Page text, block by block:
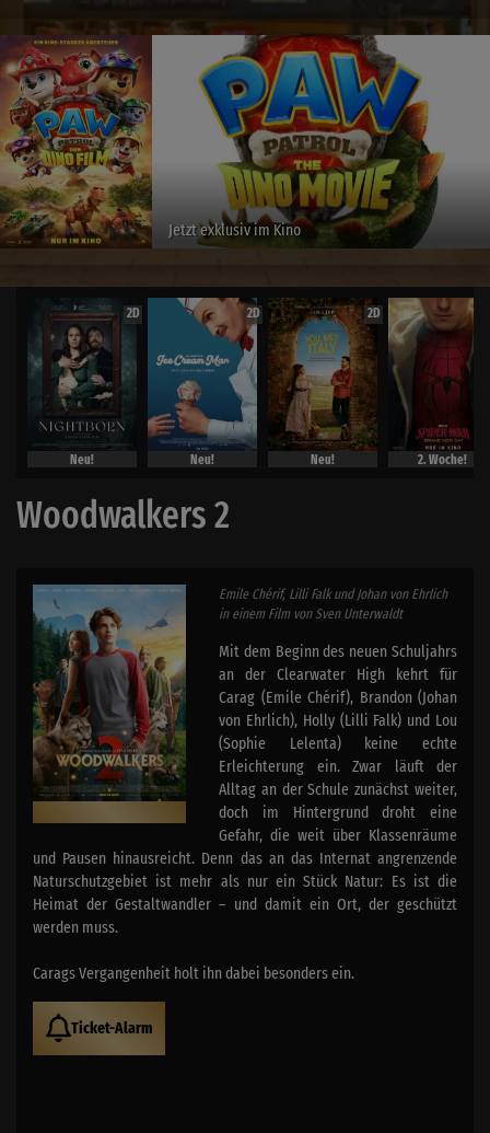
Jetzt exklusiv im Kino
2D
Neu!
2D
Neu!
2D
Neu! 2. Woche!
Woodwalkers 2
Emile Chérif, Lilli Falk und Johan von Ehrlich
in einem Film von Sven Unterwaldt
Mit dem Beginn des neuen Schuljahrs
an der Clearwater High kehrt für
Carag (Emile Chérif), Brandon (Johan
von Ehrlich), Holly (Lilli Falk) und Lou
(Sophie Lelenta) keine echte
Erleichterung ein. Zwar läuft der
Alltag an der Schule zunächst weiter,
doch im Hintergrund droht eine
Gefahr, die weit über Klassenräume
und Pausen hinausreicht. Denn das an das Internat angrenzende
Naturschutzgebiet ist mehr als nur ein Stück Natur: Es ist die
Heimat der Gestaltwandler – und damit ein Ort, der geschützt
werden muss.
Carags Vergangenheit holt ihn dabei besonders ein.
Ticket-Alarm